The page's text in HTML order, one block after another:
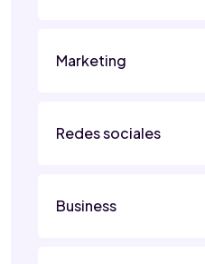
Marketing
Redes sociales
Business